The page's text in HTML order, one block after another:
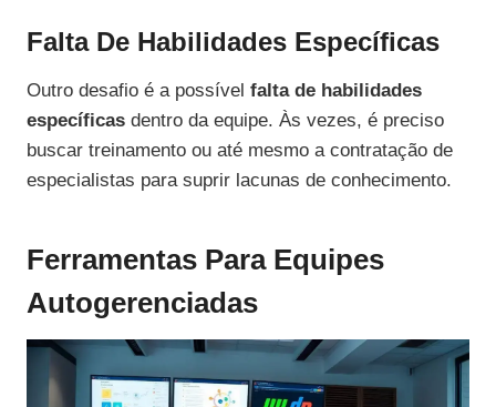
Falta De Habilidades Específicas
Outro desafio é a possível falta de habilidades
específicas dentro da equipe. Às vezes, é preciso
buscar treinamento ou até mesmo a contratação de
especialistas para suprir lacunas de conhecimento.
Ferramentas Para Equipes
Autogerenciadas